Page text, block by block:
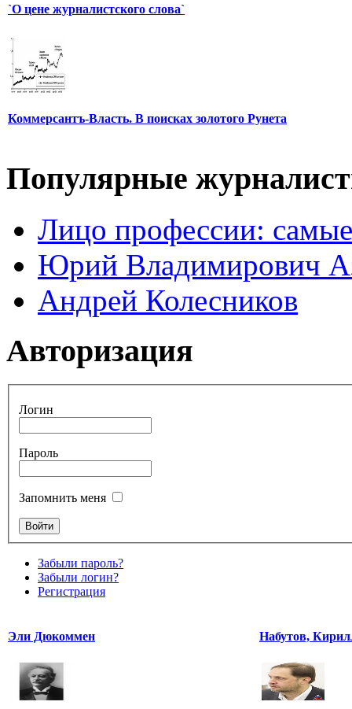
`О цене журналистского слова`
Коммерсантъ-Власть. В поисках золотого Рунета
Популярные
Лицо профессии:
Юрий Владимирович
Андрей Колесников
Авторизация
Логин
Пароль
Запомнить меня
Забыли пароль?
Забыли логин?
Регистрация
Эли Дюкоммен Набутов,